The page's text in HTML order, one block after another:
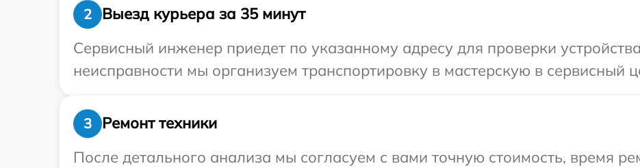
2
Выезд курьера за 35 минут
Сервисный инженер приедет по указанному адресу для проверки
неисправности мы организуем транспортировку в мастерскую в сервисный
3
Ремонт техники
После детального анализа мы согласуем с вами точную стоимость, время